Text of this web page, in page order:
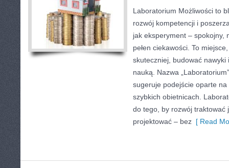
Laboratorium Możliwości to
rozwój kompetencji i
jak eksperyment – spokojny,
pełen ciekawości. To
skuteczniej, budować nawyki
nauką. Nazwa
sugeruje podejście oparte
szybkich obietnicach.
do tego, by rozwój traktować
projektować – bez [ Read